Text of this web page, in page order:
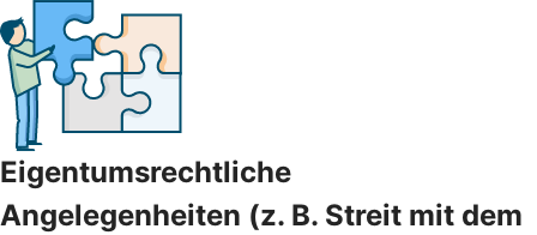
Eigentumsrechtliche
Angelegenheiten (z. B. Streit mit dem